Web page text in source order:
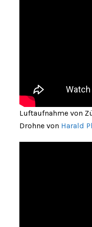
Luftaufnahme von
Drohne von Harald